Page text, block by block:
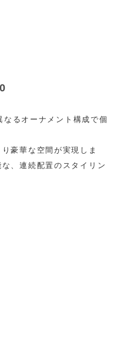
るオーナメント構成で個
豪華な空間が実現しま
、連続配置のスタイリン